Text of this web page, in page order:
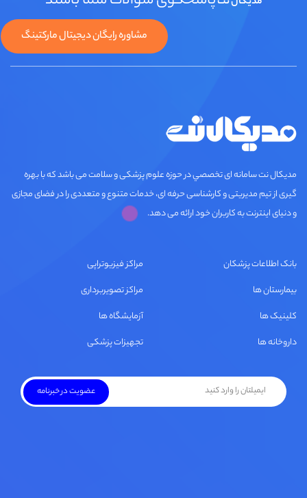
مشاوره رایگان دیجیتال مارکتینگ
مديكال نت سامانه ای تخصصي در حوزه علوم پزشکی و سلامت می باشد که با بهره
گیری از تیم مدیریتی و کارشناسی حرفه ای، خدمات متنوع و متعددی را در فضای مجازی
و دنیای اینترنت به کاربران خود ارائه می دهد.
بانک اطلاعات پزشکان
بیمارستان ها
کلینیک ها
داروخانه ها
مراکز فیزیوتراپی
مراکز تصویربرداری
آزمایشگاه ها
تجهیزات پزشکی